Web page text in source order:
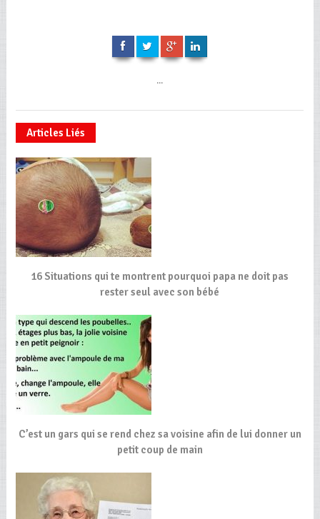
...
Articles Liés
16 Situations qui te montrent pourquoi papa ne doit pas
rester seul avec son bébé
C’est un gars qui se rend chez sa voisine afin de lui donner un
petit coup de main